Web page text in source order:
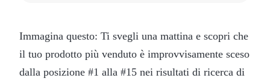
Immagina questo: Ti svegli una mattina e scopri che
il tuo prodotto più venduto è improvvisamente sceso
dalla posizione #1 alla #15 nei risultati di ricerca di